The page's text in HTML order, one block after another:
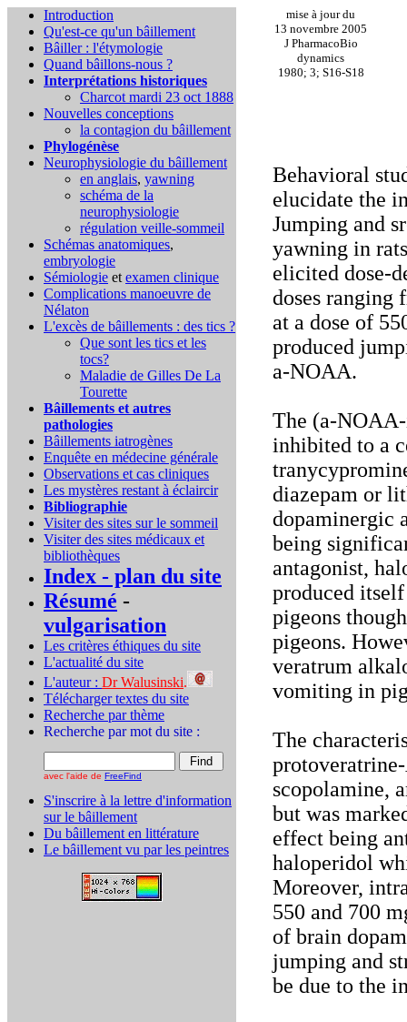
Introduction
Qu'est-ce qu'un bâillement
Bâiller : l'étymologie
Quand bâillons-nous ?
Interprétations historiques
Charcot mardi 23 oct 1888
Nouvelles conceptions
la contagion du bâillement
Phylogénèse
Neurophysiologie du bâillement
en anglais, yawning
schéma de la
neurophysiologie
régulation veille-sommeil
Schémas anatomiques,
embryologie
Sémiologie et examen clinique
Complications manoeuvre de
Nélaton
L'excès de bâillements : des tics ?
Que sont les tics et les
tocs?
Maladie de Gilles De La
Tourette
Bâillements et autres
pathologies
Bâillements iatrogènes
Enquête en médecine générale
Observations et cas cliniques
Les mystères restant à éclaircir
Bibliographie
Visiter des sites sur le sommeil
Visiter des sites médicaux et
bibliothèques
Index - plan du site
Résumé -
vulgarisation
Les critères éthiques du site
L'actualité du site
L'auteur : Dr Walusinski.
Télécharger textes du site
Recherche par thème
Recherche par mot du site :
avec l'aide de FreeFind
S'inscrire à la lettre d'information
sur le bâillement
Du bâillement en littérature
Le bâillement vu par les peintres
mise à jour du
13 novembre 2005
J PharmacoBio
dynamics
1980; 3; S16-S18
Behavioral
elucidate the
Jumping and
yawning in
elicited dose-
doses ranging
at a dose of
produced
a-NOAA.
The (a-
inhibited to a
diazepam or
dopaminergic
being
antagonist,
produced
pigeons
pigeons.
veratrum
vomiting in
The
scopolamine,
but was
effect being
haloperidol
Moreover,
550 and 700
of brain
jumping and
be due to the